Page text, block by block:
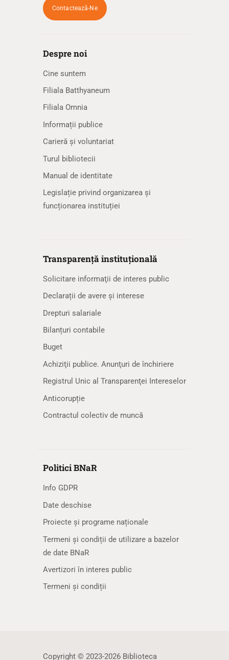
Contactează-Ne
Despre noi
Cine suntem
Filiala Batthyaneum
Filiala Omnia
Informații publice
Carieră și voluntariat
Turul bibliotecii
Manual de identitate
Legislație privind organizarea și
funcționarea instituției
Transparență instituțională
Solicitare informaţii de interes public
Declarații de avere și interese
Drepturi salariale
Bilanțuri contabile
Buget
Achiziţii publice. Anunţuri de închiriere
Registrul Unic al Transparenţei Intereselor
Anticorupție
Contractul colectiv de muncă
Politici BNaR
Info GDPR
Date deschise
Proiecte și programe naționale
Termeni și condiții de utilizare a bazelor
de date BNaR
Avertizori în interes public
Termeni și condiții
Copyright © 2023-2026 Biblioteca